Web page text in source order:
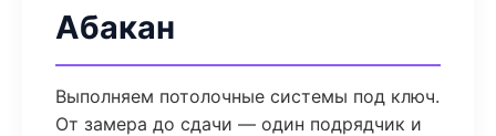
Абакан
Выполняем потолочные системы под ключ.
От замера до сдачи — один подрядчик и